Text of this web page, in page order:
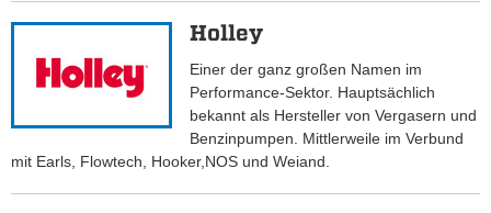
Holley
Einer der ganz großen Namen im
Performance-Sektor. Hauptsächlich
bekannt als Hersteller von Vergasern und
Benzinpumpen. Mittlerweile im Verbund
mit Earls, Flowtech, Hooker,NOS und Weiand.